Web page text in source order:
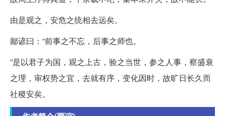
由是观之，安危之统相去远矣。
鄙谚曰：“前事之不忘，后事之师也。
”是以君子为国，观之上古，验之当世，参之人事，察盛衰
之理，审权势之宜，去就有序，变化因时，故旷日长久而
社稷安矣。